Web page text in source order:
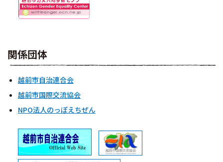
関係団体
越前市自治連合会
越前市国際交流協会
NPO法人のっぽえちぜん